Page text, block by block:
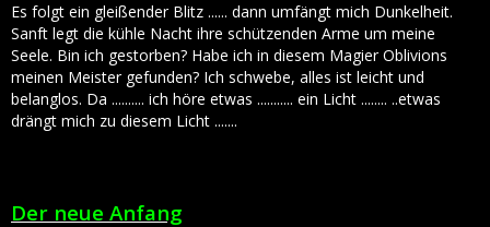
Es folgt ein gleißender Blitz ...... dann umfängt mich Dunkelheit.
Sanft legt die kühle Nacht ihre schützenden Arme um meine
Seele. Bin ich gestorben? Habe ich in diesem Magier Oblivions
meinen Meister gefunden? Ich schwebe, alles ist leicht und
belanglos. Da .......... ich höre etwas ........... ein Licht ........ ..etwas
drängt mich zu diesem Licht .......
Der neue Anfang